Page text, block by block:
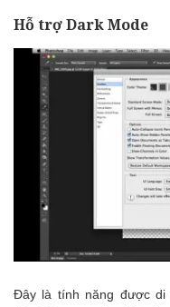
Hỗ trợ Dark Mode
Đây là tính năng được di